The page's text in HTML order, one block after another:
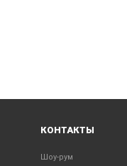
КОНТАКТЫ
Шоу-рум